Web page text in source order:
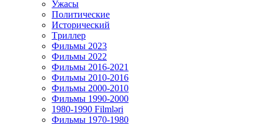
Ужасы
Политические
Исторический
Tриллер
Фильмы 2023
Фильмы 2022
Фильмы 2016-2021
Фильмы 2010-2016
Фильмы 2000-2010
Фильмы 1990-2000
1980-1990 Filmləri
Фильмы 1970-1980